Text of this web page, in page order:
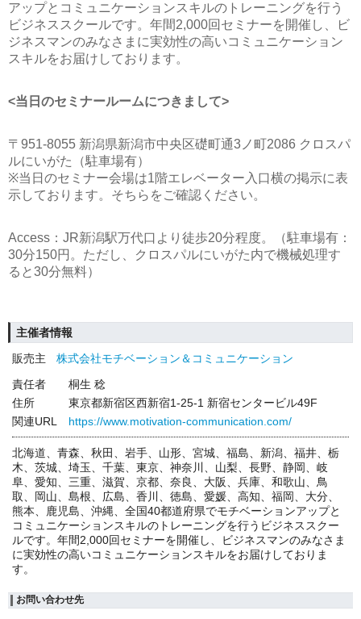
アップとコミュニケーションスキルのトレーニングを行う
ビジネススクールです。年間2,000回セミナーを開催し、ビ
ジネスマンのみなさまに実効性の高いコミュニケーション
スキルをお届けしております。
<当日のセミナールームにつきまして>
〒951-8055 新潟県新潟市中央区礎町通3ノ町2086 クロスパ
ルにいがた（駐車場有）
※当日のセミナー会場は1階エレベーター入口横の掲示に表
示しております。そちらをご確認ください。
Access：JR新潟駅万代口より徒歩20分程度。（駐車場有：
30分150円。ただし、クロスパルにいがた内で機械処理す
ると30分無料）
主催者情報
販売主
株式会社モチベーション＆コミュニケーション
責任者
桐生 稔
住所
東京都新宿区西新宿1-25-1 新宿センタービル49F
関連URL
https://www.motivation-communication.com/
北海道、青森、秋田、岩手、山形、宮城、福島、新潟、福井、栃
木、茨城、埼玉、千葉、東京、神奈川、山梨、長野、静岡、岐
阜、愛知、三重、滋賀、京都、奈良、大阪、兵庫、和歌山、鳥
取、岡山、島根、広島、香川、徳島、愛媛、高知、福岡、大分、
熊本、鹿児島、沖縄、全国40都道府県でモチベーションアップと
コミュニケーションスキルのトレーニングを行うビジネススクー
ルです。年間2,000回セミナーを開催し、ビジネスマンのみなさま
に実効性の高いコミュニケーションスキルをお届けしておりま
す。
お問い合わせ先